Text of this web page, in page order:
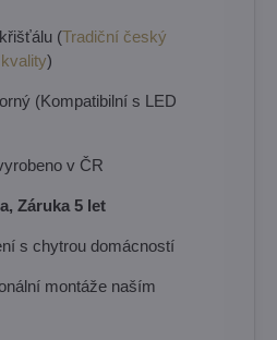
(Tradiční český
)
(Kompatibilní s LED
v ČR
Záruka 5 let
s chytrou domácností
montáže naším